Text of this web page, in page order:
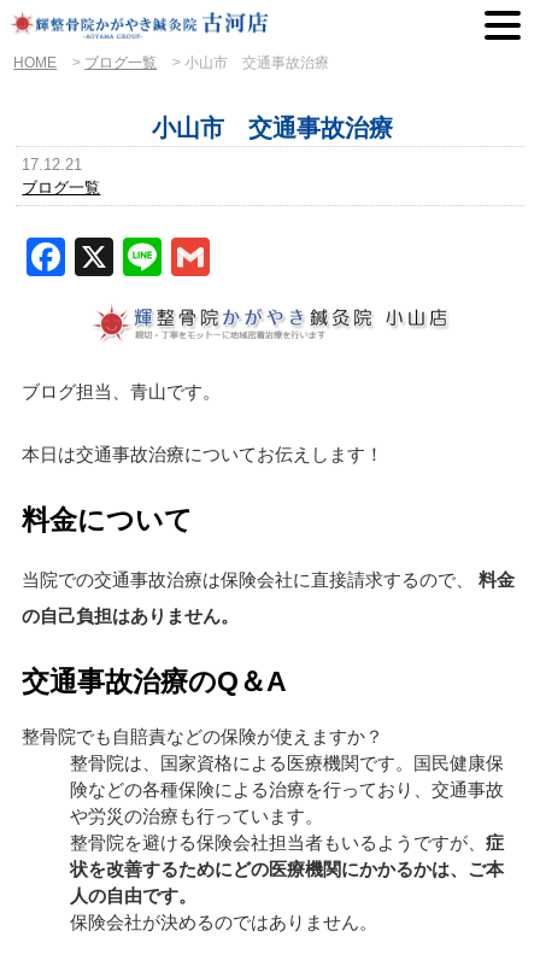
HOME > ブログ一覧 >小山市 交通事故治療
小山市 交通事故治療
17.12.21
ブログ一覧
Facebook
X Line
ブログ担当、青山です。
本日は交通事故治療についてお伝えします！
料金について
当院での交通事故治療は保険会社に直接請求するので、料金
の自己負担はありません。
交通事故治療のQ＆A
整骨院でも自賠責などの保険が使えますか？
整骨院は、国家資格による医療機関です。国民健康保
険などの各種保険による治療を行っており、交通事故
や労災の治療も行っています。
整骨院を避ける保険会社担当者もいるようですが、症
状を改善するためにどの医療機関にかかるかは、ご本
人の自由です。
保険会社が決めるのではありません。